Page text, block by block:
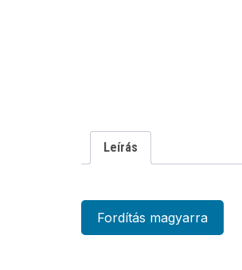
Leírás
Fordítás magyarra